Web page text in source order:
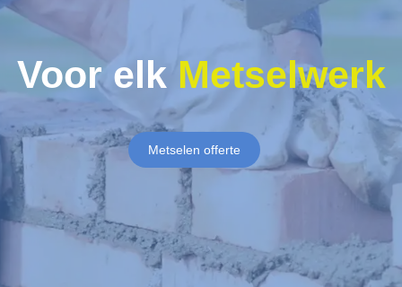
Voor elk Metselwerk
Metselen offerte